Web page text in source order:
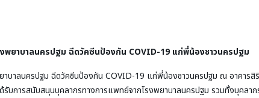
าลนครปฐม ฉีดวัคซีนป้องกัน COVID-19 แก่พี่น้องชาวนครปฐม
ปฐม ฉีดวัคซีนป้องกัน COVID-19 แก่พี่น้องชาวนครปฐม ณ อาคารสิริ
บการสนับสนุนบุคลากรทางการแพทย์จากโรงพยาบาลนครปฐม รวมทั้งบุคลาก